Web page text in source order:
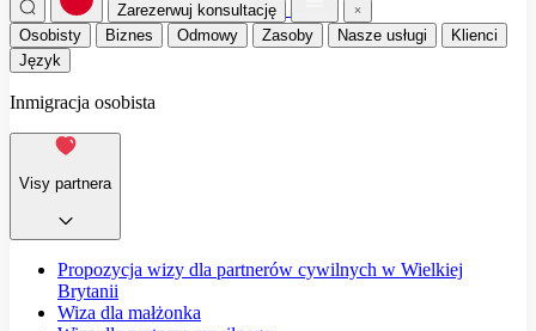
Zarezerwuj konsultację
Osobisty
Biznes Odmowy Zasoby Nasze usługi
Klienci
Język
Inmigracja osobista
Visy partnera
Propozycja wizy dla partnerów cywilnych w Wielkiej
Brytanii
Wiza dla małżonka